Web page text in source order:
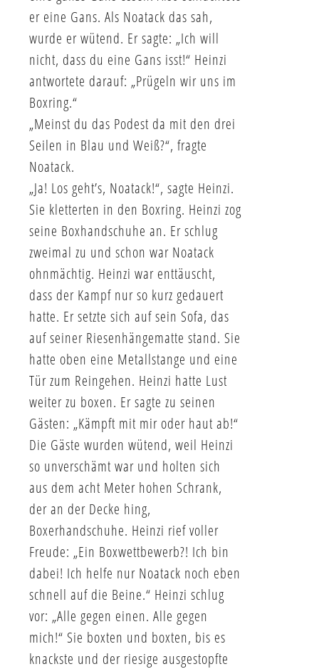
er eine Gans. Als Noatack das sah,
wurde er wütend. Er sagte: „Ich will
nicht, dass du eine Gans isst!“ Heinzi
antwortete darauf: „Prügeln wir uns im
Boxring.“
„Meinst du das Podest da mit den drei
Seilen in Blau und Weiß?“, fragte
Noatack.
„Ja! Los geht’s, Noatack!“, sagte Heinzi.
Sie kletterten in den Boxring. Heinzi zog
seine Boxhandschuhe an. Er schlug
zweimal zu und schon war Noatack
ohnmächtig. Heinzi war enttäuscht,
dass der Kampf nur so kurz gedauert
hatte. Er setzte sich auf sein Sofa, das
auf seiner Riesenhängematte stand. Sie
hatte oben eine Metallstange und eine
Tür zum Reingehen. Heinzi hatte Lust
weiter zu boxen. Er sagte zu seinen
Gästen: „Kämpft mit mir oder haut ab!“
Die Gäste wurden wütend, weil Heinzi
so unverschämt war und holten sich
aus dem acht Meter hohen Schrank,
der an der Decke hing,
Boxerhandschuhe. Heinzi rief voller
Freude: „Ein Boxwettbewerb?! Ich bin
dabei! Ich helfe nur Noatack noch eben
schnell auf die Beine.“ Heinzi schlug
vor: „Alle gegen einen. Alle gegen
mich!“ Sie boxten und boxten, bis es
knackste und der riesige ausgestopfte